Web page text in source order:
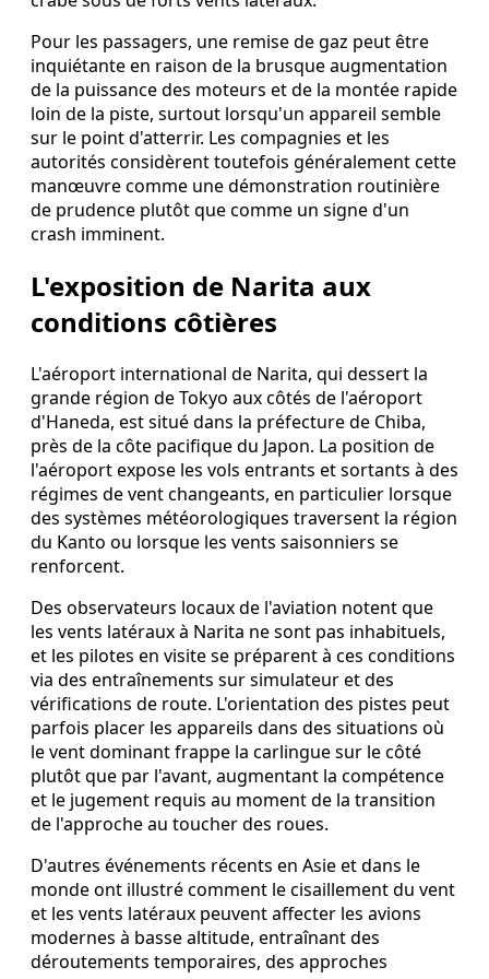
Pour les passagers, une remise de gaz peut être
inquiétante en raison de la brusque augmentation
de la puissance des moteurs et de la montée rapide
loin de la piste, surtout lorsqu'un appareil semble
sur le point d'atterrir. Les compagnies et les
autorités considèrent toutefois généralement cette
manœuvre comme une démonstration routinière
de prudence plutôt que comme un signe d'un
crash imminent.
L'exposition de Narita aux
conditions côtières
L'aéroport international de Narita, qui dessert la
grande région de Tokyo aux côtés de l'aéroport
d'Haneda, est situé dans la préfecture de Chiba,
près de la côte pacifique du Japon. La position de
l'aéroport expose les vols entrants et sortants à des
régimes de vent changeants, en particulier lorsque
des systèmes météorologiques traversent la région
du Kanto ou lorsque les vents saisonniers se
renforcent.
Des observateurs locaux de l'aviation notent que
les vents latéraux à Narita ne sont pas inhabituels,
et les pilotes en visite se préparent à ces conditions
via des entraînements sur simulateur et des
vérifications de route. L'orientation des pistes peut
parfois placer les appareils dans des situations où
le vent dominant frappe la carlingue sur le côté
plutôt que par l'avant, augmentant la compétence
et le jugement requis au moment de la transition
de l'approche au toucher des roues.
D'autres événements récents en Asie et dans le
monde ont illustré comment le cisaillement du vent
et les vents latéraux peuvent affecter les avions
modernes à basse altitude, entraînant des
déroutements temporaires, des approches